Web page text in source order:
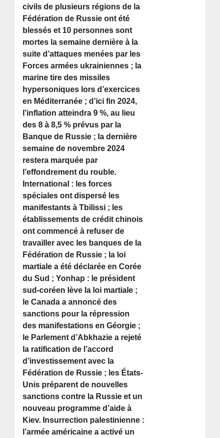
civils de plusieurs régions de la
Fédération de Russie ont été
blessés et 10 personnes sont
mortes la semaine dernière à la
suite d’attaques menées par les
Forces armées ukrainiennes ; la
marine tire des missiles
hypersoniques lors d’exercices
en Méditerranée ; d’ici fin 2024,
l’inflation atteindra 9 %, au lieu
des 8 à 8,5 % prévus par la
Banque de Russie ; la dernière
semaine de novembre 2024
restera marquée par
l’effondrement du rouble.
International : les forces
spéciales ont dispersé les
manifestants à Tbilissi ; les
établissements de crédit chinois
ont commencé à refuser de
travailler avec les banques de la
Fédération de Russie ; la loi
martiale a été déclarée en Corée
du Sud ; Yonhap : le président
sud-coréen lève la loi martiale ;
le Canada a annoncé des
sanctions pour la répression
des manifestations en Géorgie ;
le Parlement d’Abkhazie a rejeté
la ratification de l’accord
d’investissement avec la
Fédération de Russie ; les États-
Unis préparent de nouvelles
sanctions contre la Russie et un
nouveau programme d’aide à
Kiev. Insurrection palestinienne :
l’armée américaine a activé un